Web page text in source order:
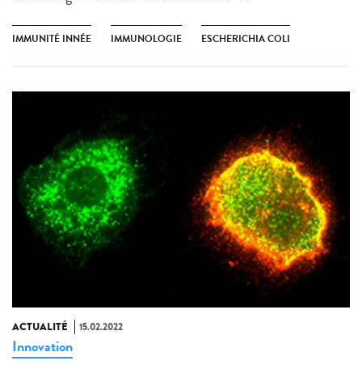
IMMUNITÉ INNÉE IMMUNOLOGIE ESCHERICHIA COLI
ACTUALITÉ 15.02.2022
Innovation